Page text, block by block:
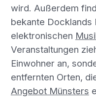
wird. Außerdem
bekante Docklands
elektronischen
Veranstaltungen
Einwohner an,
entfernten Orten,
Angebot Münsters